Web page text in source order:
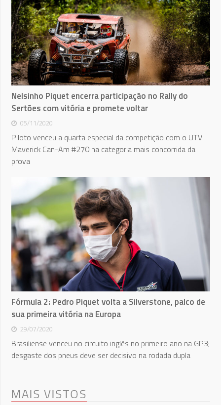
Nelsinho Piquet encerra participação no Rally do
Sertões com vitória e promete voltar
05/11/2020
Piloto venceu a quarta especial da competição com o UTV
Maverick Can-Am #270 na categoria mais concorrida da
prova
Fórmula 2: Pedro Piquet volta a Silverstone, palco de
sua primeira vitória na Europa
29/07/2020
Brasiliense venceu no circuito inglês no primeiro ano na GP3;
desgaste dos pneus deve ser decisivo na rodada dupla
MAIS VISTOS